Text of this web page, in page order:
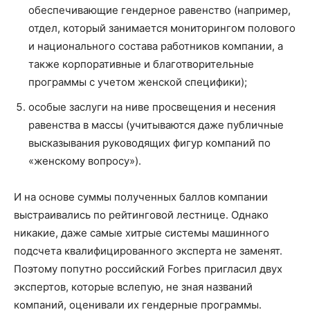
обеспечивающие гендерное равенство (например,
отдел, который занимается мониторингом полового
и национального состава работников компании, а
также корпоративные и благотворительные
программы с учетом женской специфики);
особые заслуги на ниве просвещения и несения
равенства в массы (учитываются даже публичные
высказывания руководящих фигур компаний по
«женскому вопросу»).
И на основе суммы полученных баллов компании
выстраивались по рейтинговой лестнице. Однако
никакие, даже самые хитрые системы машинного
подсчета квалифицированного эксперта не заменят.
Поэтому попутно российский Forbes пригласил двух
экспертов, которые вслепую, не зная названий
компаний, оценивали их гендерные программы.